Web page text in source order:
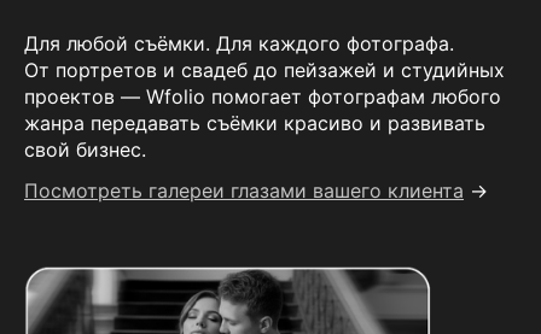
Для любой съёмки. Для каждого фотографа.
От портретов и свадеб до пейзажей и студийных
проектов — Wfolio помогает фотографам любого
жанра передавать съёмки красиво и развивать
свой бизнес.
Посмотреть галереи глазами вашего клиента →